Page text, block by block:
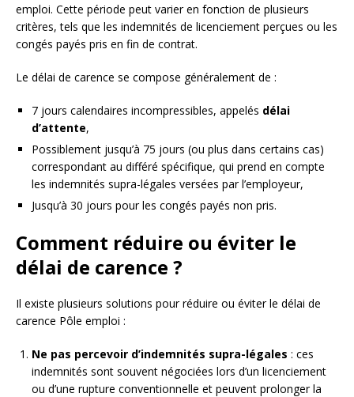
emploi. Cette période peut varier en fonction de plusieurs
critères, tels que les indemnités de licenciement perçues ou les
congés payés pris en fin de contrat.
Le délai de carence se compose généralement de :
7 jours calendaires incompressibles, appelés délai
d’attente,
Possiblement jusqu’à 75 jours (ou plus dans certains cas)
correspondant au différé spécifique, qui prend en compte
les indemnités supra-légales versées par l’employeur,
Jusqu’à 30 jours pour les congés payés non pris.
Comment réduire ou éviter le
délai de carence ?
Il existe plusieurs solutions pour réduire ou éviter le délai de
carence Pôle emploi :
Ne pas percevoir d’indemnités supra-légales : ces
indemnités sont souvent négociées lors d’un licenciement
ou d’une rupture conventionnelle et peuvent prolonger la